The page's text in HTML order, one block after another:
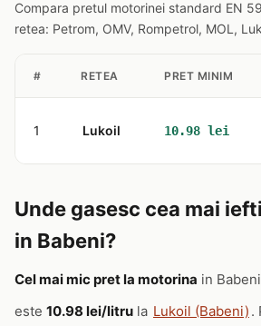
Compara pretul motorinei standard EN
retea: Petrom, OMV, Rompetrol, MOL,
# RETEA PRET MINIM
1 Lukoil 10.98 lei
Unde gasesc cea mai
in Babeni?
Cel mai mic pret la motorina in
este 10.98 lei/litru la Lukoil (Babeni) .